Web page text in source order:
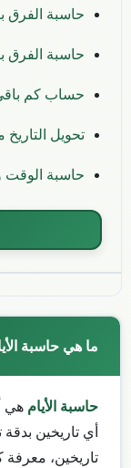
حاسبة الفرق
حاسبة الفرق
حساب كم
تحويل
حاسبة الوقت
ما هي حاسبة
حاسبة الأيام هي
أي تاريخين
تاريخين،